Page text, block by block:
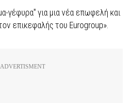
γέφυρα" για μια νέα επωφελή και
επικεφαλής του Εurogroup».